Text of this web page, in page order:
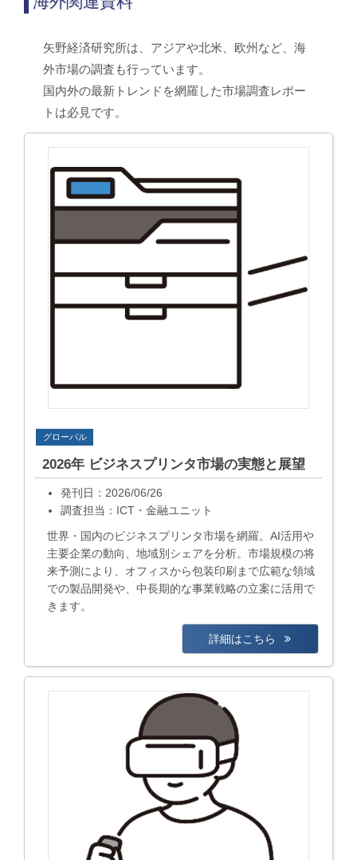
矢野経済研究所は、アジアや北米、欧州など、海
外市場の調査も行っています。
国内外の最新トレンドを網羅した市場調査レポー
トは必見です。
グローバル
2026年 ビジネスプリンタ市場の実態と展望
発刊日：2026/06/26
調査担当：ICT・金融ユニット
世界・国内のビジネスプリンタ市場を網羅。AI活用や
主要企業の動向、地域別シェアを分析。市場規模の将
来予測により、オフィスから包装印刷まで広範な領域
での製品開発や、中長期的な事業戦略の立案に活用で
きます。
詳細はこちら